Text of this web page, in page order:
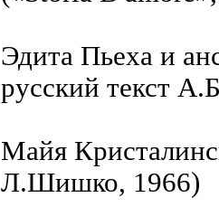
Эдита Пьеха и
русский текст
Майя
Л.Шишко, 1966)